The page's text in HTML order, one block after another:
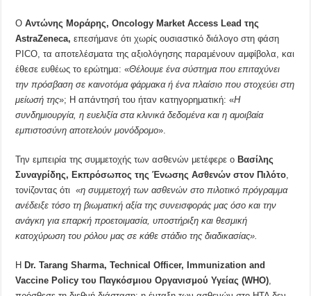
ΟΑντώνης Μοράρης,Oncology Market Access Lead της
AstraZeneca, επεσήμανε ότι χωρίς ουσιαστικό διάλογο στη φάση
PICO, τα αποτελέσματα της αξιολόγησης παραμένουν αμφίβολα, και
έθεσε ευθέως το ερώτημα: «Θέλουμε ένα σύστημα που επιταχύνει
την πρόσβαση σε καινοτόμα φάρμακα ή ένα πλαίσιο που στοχεύει στη
μείωσή της»; Η απάντησή του ήταν κατηγορηματική: «Η
συνδημιουργία, η ευελιξία στα κλινικά δεδομένα και η αμοιβαία
εμπιστοσύνη αποτελούν μονόδρομο».
Την εμπειρία της συμμετοχής των ασθενών μετέφερε οΒασίλης
Συναγρίδης, Εκπρόσωπος της Ένωσης Ασθενών στον Πιλότο
τονίζοντας ότι«η συμμετοχή των ασθενών στο πιλοτικό πρόγραμμα
ανέδειξε τόσο τη βιωματική αξία της συνεισφοράς μας όσο και την
ανάγκη για επαρκή προετοιμασία, υποστήριξη και θεσμική
κατοχύρωση του ρόλου μας σε κάθε στάδιο της διαδικασίας».
ΗDr.Tarang Sharma,Technical Officer,Immunization and
Vaccine Policy του Παγκόσμιου Οργανισμού Υγείας (WHO)